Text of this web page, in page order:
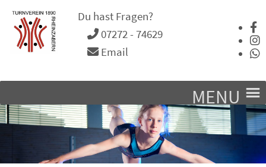
Du hast Fragen?
07272 - 74629
Email
MENU